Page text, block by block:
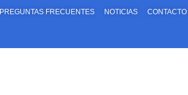
PREGUNTAS FRECUENTES NOTICIAS CONTACTO